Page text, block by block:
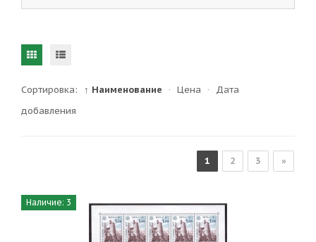
Сортировка: ↑ Наименование · Цена ·
Дата
добавления
1 2 3 »
Наличие: 3